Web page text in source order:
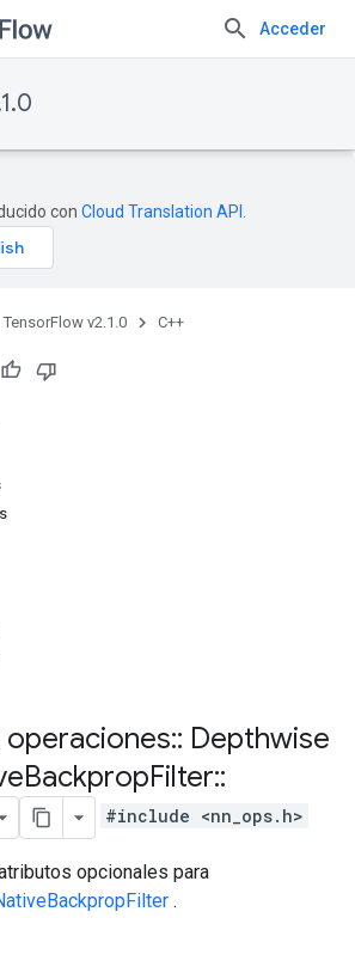
Acceder
con Cloud Translation API
TensorFlow v2.1.0 C++
operaciones:: Depthwise
BackpropFilter::
#include <nn_ops.h>
opcionales para
.